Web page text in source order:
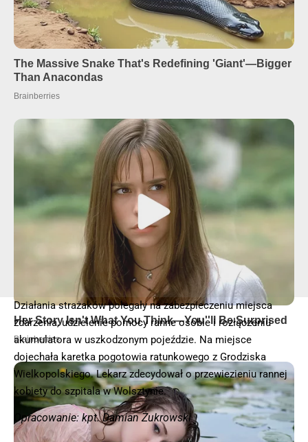
Działania strażaków polegały na zabezpieczeniu miejsca
zdarzenia, udzielenie pomocy ranne osobie i rozłączeniu
akumulatora w uszkodzonym pojeździe. Na miejsce
dojechała karetka pogotowia ratunkowego z Grodziska
Wielkopolskiego. Lekarz zdecydował o przewiezieniu rannej
kobiety do szpitala w Wolsztynie.
Opracowanie: kpt. Damian Żukrowski